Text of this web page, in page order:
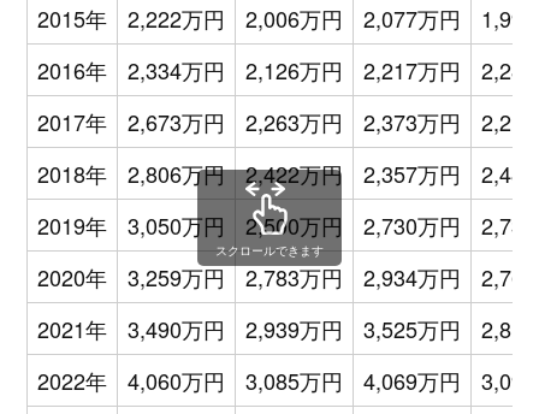
2015年
2,222万円 2,006万円 2,077万円
2016年
2,334万円 2,126万円 2,217万円
2017年
2,673万円 2,263万円 2,373万円
2018年
2,806万円 2,422万円 2,357万円
2019年
3,050万円 2,500万円 2,730万円
2020年
3,259万円 2,783万円 2,934万円
2021年
3,490万円 2,939万円 3,525万円
2022年
4,060万円 3,085万円 4,069万円
スクロールできます